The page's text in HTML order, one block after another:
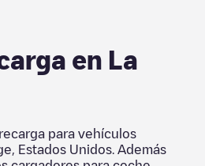
en La
para vehículos
Estados Unidos . Además